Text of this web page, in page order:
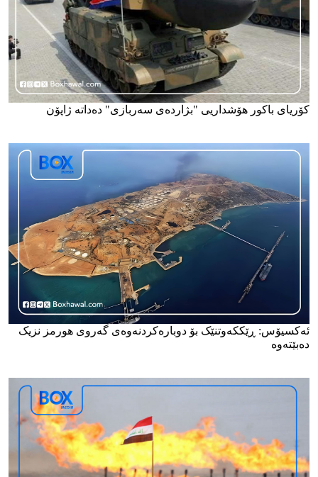
کۆریای باکور هۆشداریی "بژاردەی سەربازی" دەداتە ژاپۆن
ئەکسیۆس: ڕێککەوتنێک بۆ دوبارەکردنەوەی گەروی هورمز نزیک
دەبێتەوە